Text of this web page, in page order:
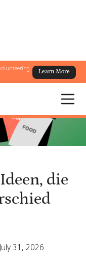
Learn More
die
July 31, 2026